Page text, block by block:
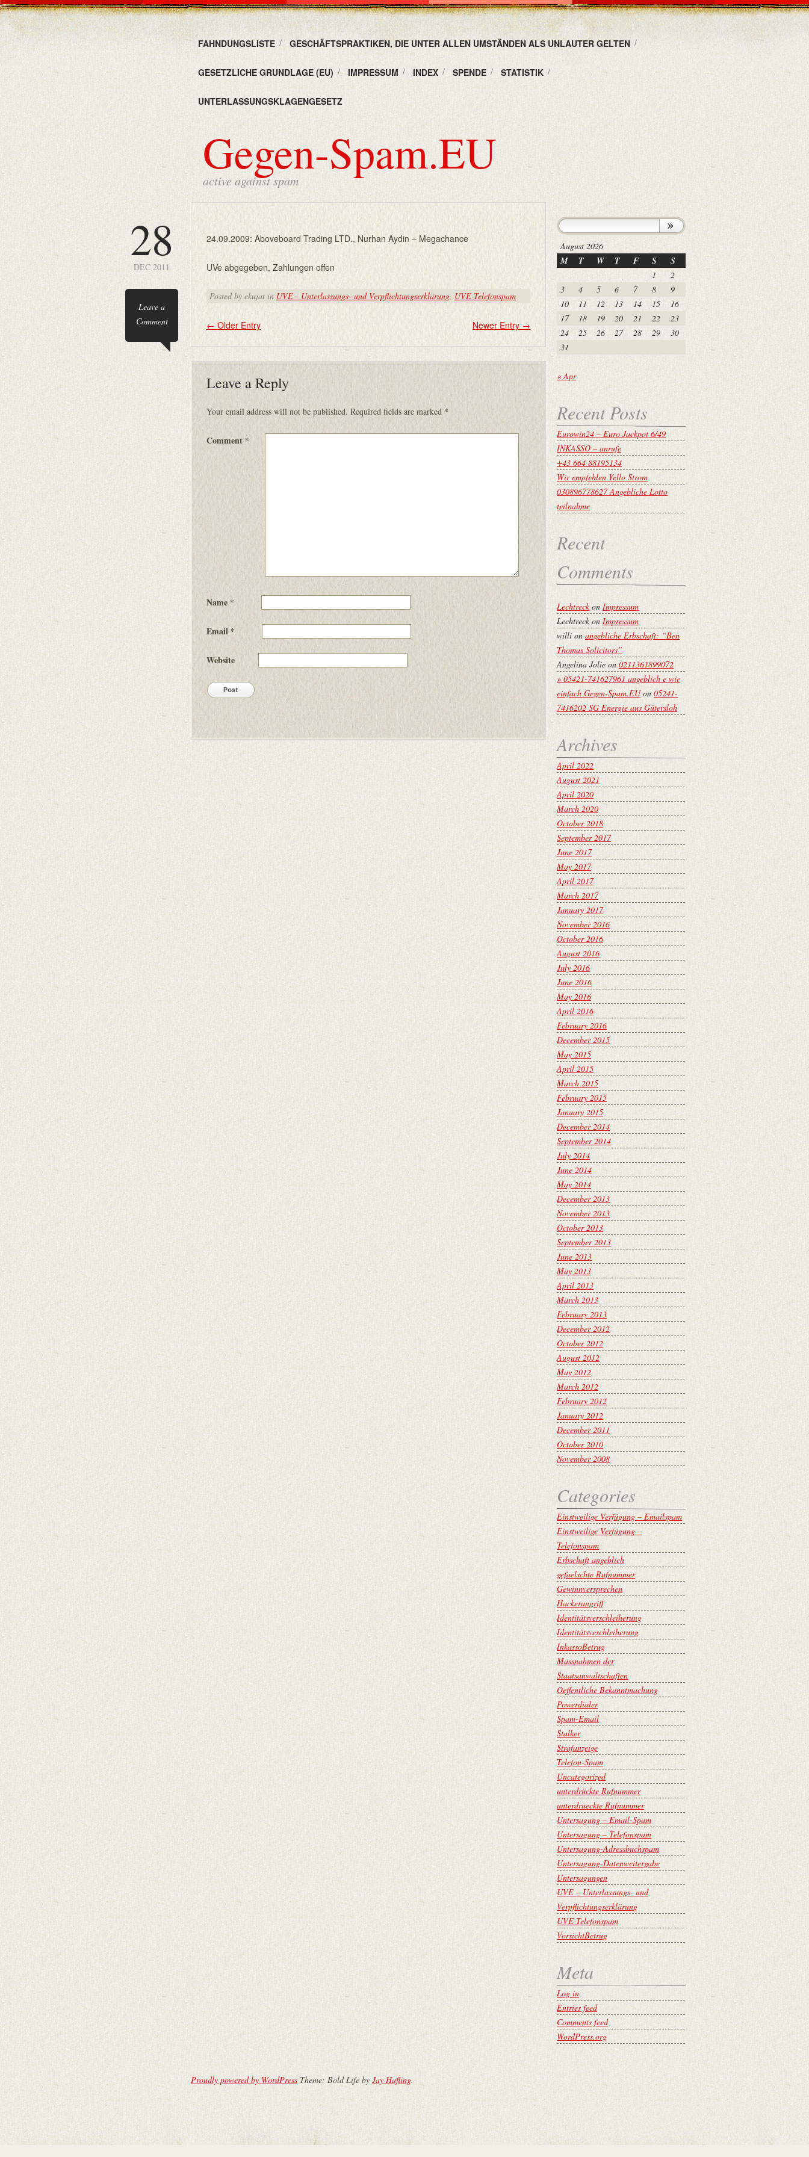
FAHNDUNGSLISTE GESCHÄFTSPRAKTIKEN, DIE UNTER ALLEN UMSTÄNDEN ALS UNLAUTER GELTEN
GESETZLICHE GRUNDLAGE (EU) IMPRESSUM INDEX SPENDE STATISTIK
UNTERLASSUNGSKLAGENGESETZ
Gegen-Spam.EU
active against spam
28
DEC 2011
Leave a
Comment
24.09.2009: Aboveboard Trading LTD., Nurhan Aydin – Megachance
UVe abgegeben, Zahlungen offen
Posted by ckujat in UVE - Unterlassungs- und Verpflichtungserklärung, UVE-Telefonspam
← Older Entry Newer Entry →
Leave a Reply
Your email address will not be published. Required fields are marked *
Comment *
Name*
Email *
Website
August 2026
M T W T F S S
1
2
3
4 5 6 7 8
9
10
11 12 13 14 15
16
17
18 19 20 21 22
23
24
25 26 27 28 29
30
31
« Apr
Recent Posts
Eurowin24 – Euro Jackpot 6/49
INKASSO – anrufe
+43 664 88195134
Wir empfehlen Yello Strom
030896778627 Angebliche Lotto
teilnahme
Recent
Comments
Lechtreckon Impressum
Lechtreckon Impressum
willi on angebliche Erbschaft: “Ben
Thomas Solicitors”
Angelina Jolieon 0211361899072
» 05421-741627961 angeblich e wie
einfach Gegen-Spam.EUon 05241-
7416202 SG Energie aus Gütersloh
Archives
April 2022
August 2021
April 2020
March 2020
October 2018
September 2017
June 2017
May 2017
April 2017
March 2017
January 2017
November 2016
October 2016
August 2016
July 2016
June 2016
May 2016
April 2016
February 2016
December 2015
May 2015
April 2015
March 2015
February 2015
January 2015
December 2014
September 2014
July 2014
June 2014
May 2014
December 2013
November 2013
October 2013
September 2013
June 2013
May 2013
April 2013
March 2013
February 2013
December 2012
October 2012
August 2012
May 2012
March 2012
February 2012
January 2012
December 2011
October 2010
November 2008
Categories
Einstweilige Verfügung – Emailspam
Einstweilige Verfügung –
Telefonspam
Erbschaft angeblich
gefaelschte Rufnummer
Gewinnversprechen
Hackerangriff
Identitätsverschleiherung
Identitätsveschleiherung
InkassoBetrug
Massnahmen der
Staatsanwaltschaften
Oeffentliche Bekanntmachung
Powerdialer
Spam-Email
Stalker
Strafanzeige
Telefon-Spam
Uncategorized
unterdrückte Rufnummer
unterdrueckte Rufnummer
Untersagung – Email-Spam
Untersagung – Telefonspam
Untersagung-Adressbuchspam
Untersagung-Datenweitergabe
Untersagungen
UVE – Unterlassungs- und
Verpflichtungserklärung
UVE-Telefonspam
VorsichtBetrug
Meta
Log in
Entries feed
Comments feed
WordPress.org
Proudly powered by WordPress Theme: Bold Life by Jay Hafling.